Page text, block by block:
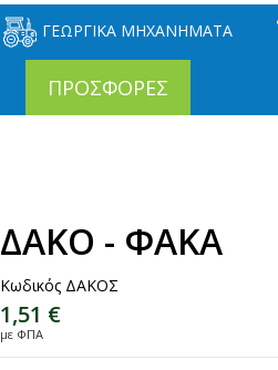
ΓΕΩΡΓΙΚΑ ΜΗΧΑΝΗΜΑΤΑ
ΠΡΟΣΦΟΡΕΣ
ΔΑΚΟ - ΦΑΚΑ
Κωδικός ΔΑΚΟΣ
1,51 €
με ΦΠΑ